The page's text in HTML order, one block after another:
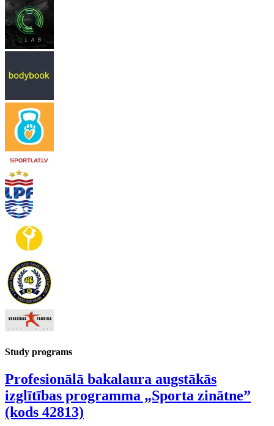
Study programs
Profesionālā bakalaura augstākās
izglītības programma „Sporta zinātne”
(kods 42813)